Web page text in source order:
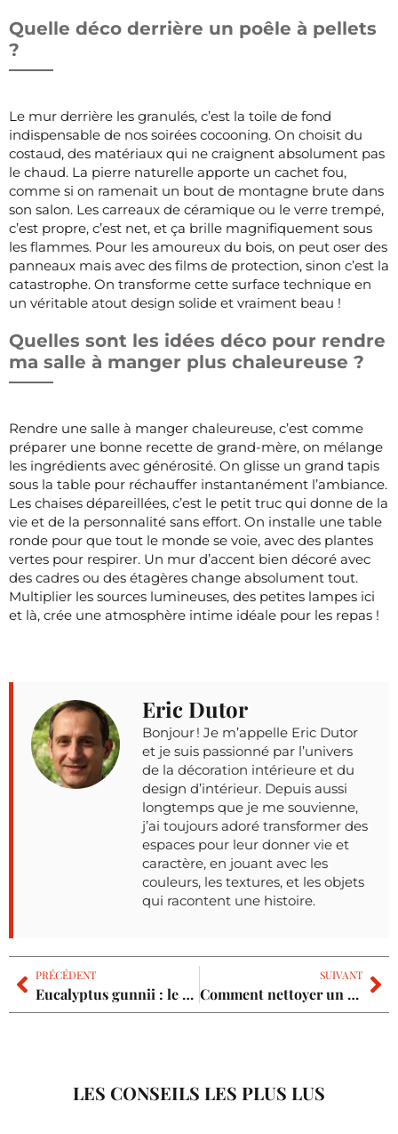
Quelle déco derrière un poêle à pellets
?
Le mur derrière les granulés, c’est la toile de fond
indispensable de nos soirées cocooning. On choisit du
costaud, des matériaux qui ne craignent absolument pas
le chaud. La pierre naturelle apporte un cachet fou,
comme si on ramenait un bout de montagne brute dans
son salon. Les carreaux de céramique ou le verre trempé,
c’est propre, c’est net, et ça brille magnifiquement sous
les flammes. Pour les amoureux du bois, on peut oser des
panneaux mais avec des films de protection, sinon c’est la
catastrophe. On transforme cette surface technique en
un véritable atout design solide et vraiment beau !
Quelles sont les idées déco pour rendre
ma salle à manger plus chaleureuse ?
Rendre une salle à manger chaleureuse, c’est comme
préparer une bonne recette de grand-mère, on mélange
les ingrédients avec générosité. On glisse un grand tapis
sous la table pour réchauffer instantanément l’ambiance.
Les chaises dépareillées, c’est le petit truc qui donne de la
vie et de la personnalité sans effort. On installe une table
ronde pour que tout le monde se voie, avec des plantes
vertes pour respirer. Un mur d’accent bien décoré avec
des cadres ou des étagères change absolument tout.
Multiplier les sources lumineuses, des petites lampes ici
et là, crée une atmosphère intime idéale pour les repas !
Eric Dutor
Bonjour ! Je m’appelle Eric Dutor
et je suis passionné par l’univers
de la décoration intérieure et du
design d’intérieur. Depuis aussi
longtemps que je me souvienne,
j’ai toujours adoré transformer des
espaces pour leur donner vie et
caractère, en jouant avec les
couleurs, les textures, et les objets
qui racontent une histoire.
PRÉCÉDENT
Eucalyptus gunnii : le problème des racines peut-il menacer votre maison ?
SUIVANT
Comment nettoyer un balcon : les solutions naturelles pour un sol propre ?
LES CONSEILS LES PLUS LUS